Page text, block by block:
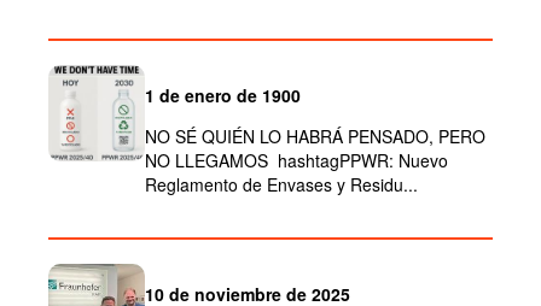
1 de enero de 1900
NO SÉ QUIÉN LO HABRÁ PENSADO, PERO
NO LLEGAMOS hashtagPPWR: Nuevo
Reglamento de Envases y Residu...
10 de noviembre de 2025